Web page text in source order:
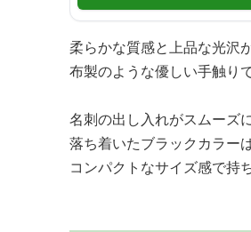
柔らかな質感と上品な光沢
布製のような優しい手触り
名刺の出し入れがスムーズ
落ち着いたブラックカラー
コンパクトなサイズ感で持